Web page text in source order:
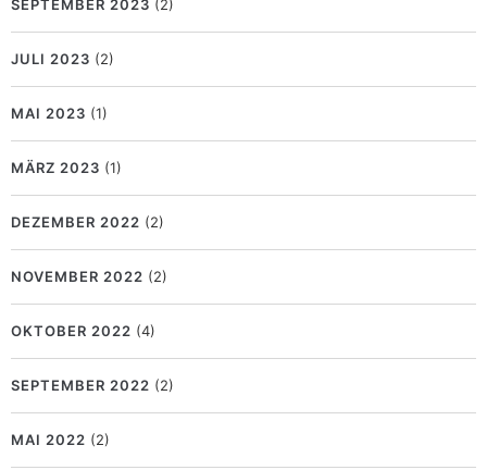
SEPTEMBER 2023 (2)
JULI 2023 (2)
MAI 2023 (1)
MÄRZ 2023 (1)
DEZEMBER 2022 (2)
NOVEMBER 2022 (2)
OKTOBER 2022 (4)
SEPTEMBER 2022 (2)
MAI 2022 (2)